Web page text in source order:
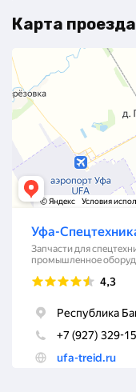
Карта проезда